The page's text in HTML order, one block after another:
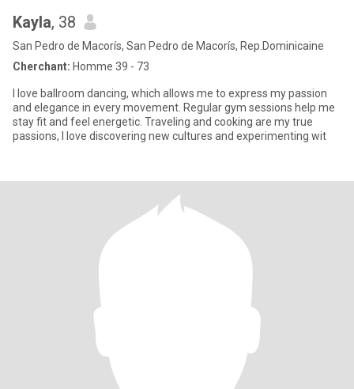
Kayla, 38
San Pedro de Macorís, San Pedro de Macorís, Rep.Dominicaine
Cherchant: Homme 39 - 73
I love ballroom dancing, which allows me to express my passion
and elegance in every movement. Regular gym sessions help me
stay fit and feel energetic. Traveling and cooking are my true
passions, I love discovering new cultures and experimenting wit